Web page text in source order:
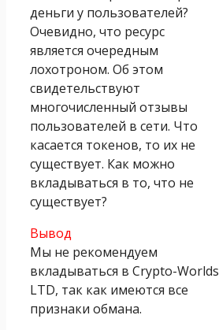
деньги у пользователей?
Очевидно, что ресурс
является очередным
лохотроном. Об этом
свидетельствуют
многочисленный отзывы
пользователей в сети. Что
касается токенов, то их не
существует. Как можно
вкладываться в то, что не
существует?
Вывод
Мы не рекомендуем
вкладываться в Crypto-Worlds
LTD, так как имеются все
признаки обмана.